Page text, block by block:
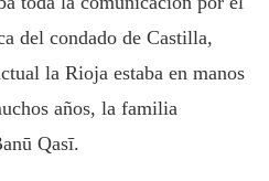
del condado de Castilla,
la Rioja estaba en manos
años, la familia
Qasī.